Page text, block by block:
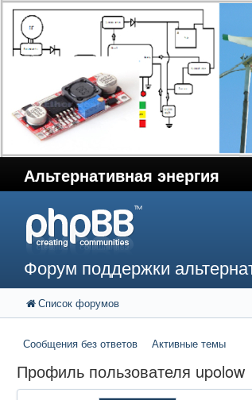
Альтернативная энергия
Форум поддержки
Список форумов
Сообщения без ответов Активные темы
Профиль пользователя upolow